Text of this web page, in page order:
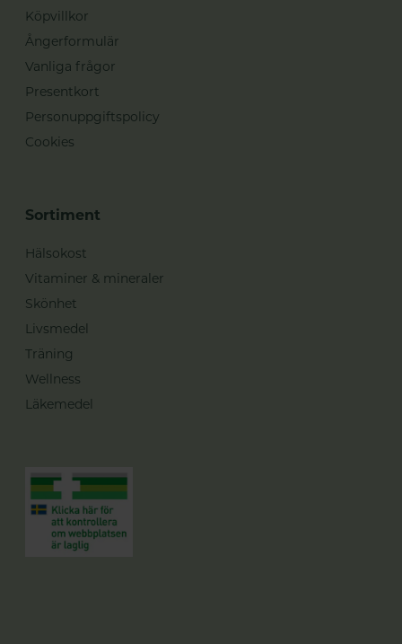
Köpvillkor
Ångerformulär
Vanliga frågor
Presentkort
Personuppgiftspolicy
Cookies
Sortiment
Hälsokost
Vitaminer & mineraler
Skönhet
Livsmedel
Träning
Wellness
Läkemedel